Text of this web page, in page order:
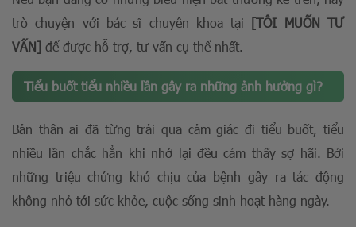
trò chuyện với bác sĩ chuyên khoa tại [TÔI MUỐN TƯ
VẤN] để được hỗ trợ, tư vấn cụ thể nhất.
Tiểu buốt tiểu nhiều lần gây ra những ảnh hưởng gì?
Bản thân ai đã từng trải qua cảm giác đi tiểu buốt, tiểu
nhiều lần chắc hẳn khi nhớ lại đều cảm thấy sợ hãi. Bởi
những triệu chứng khó chịu của bệnh gây ra tác động
không nhỏ tới sức khỏe, cuộc sống sinh hoạt hàng ngày.